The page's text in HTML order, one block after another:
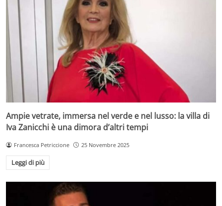
Ampie vetrate, immersa nel verde e nel lusso: la villa di
Iva Zanicchi è una dimora d’altri tempi
Francesca Petriccione 25 Novembre 2025
Leggi di più